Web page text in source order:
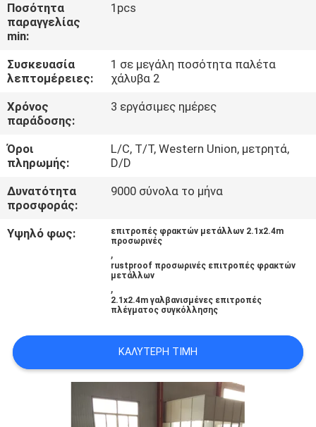
ΜΑΣ
ΣΕ
ΕΠΑΦΉ
ΜΕ
ΖΗΤΉΣΤΕ
ΈΝΑ
ΑΠΌΣΠΑΣΜΑ
Ποσότητα
παραγγελίας
min:
1pcs
Συσκευασία
λεπτομέρειες:
1 σε μεγάλη ποσότητα παλέτα
χάλυβα 2
Χρόνος
παράδοσης:
3 εργάσιμες ημέρες
Όροι
πληρωμής:
L/C, T/T, Western Union, μετρητά,
D/D
Δυνατότητα
προσφοράς:
9000 σύνολα το μήνα
Υψηλό φως:
επιτροπές φρακτών μετάλλων 2.1x2.4m
προσωρινές
,
rustproof προσωρινές επιτροπές φρακτών
μετάλλων
,
2.1x2.4m γαλβανισμένες επιτροπές
πλέγματος συγκόλλησης
ΚΑΛΎΤΕΡΗ ΤΙΜΉ